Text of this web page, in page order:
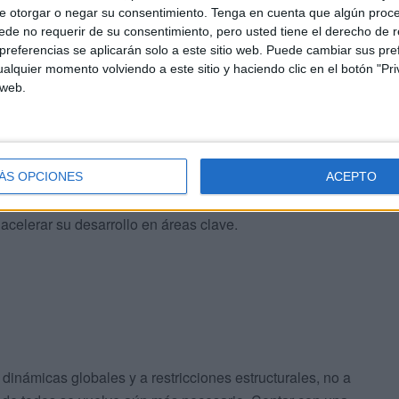
otorgar o negar su consentimiento. Tenga en cuenta que algún
no requerir de su consentimiento, pero usted tiene el derecho de
se aplicarán solo a este sitio web. Puede cambiar sus
momento volviendo a este sitio y haciendo clic en el botón
OPCIONES ACEPTO
trascender y adaptarse a los cambios económicos y
que, lejos de ser documentos estáticos, se
positiva.
valiosa para iniciar un camino propio hacia
con sus particularidades geográficas, culturales
hoja de ruta que determine su desarrollo inmediato
hacerlo enfrentando el condicionante singular de
Autónoma, lo que históricamente ha limitado su
su desarrollo en áreas clave.
globales y a restricciones estructurales, no a